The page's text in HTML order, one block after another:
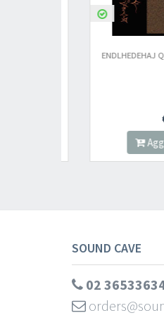
ENDLH​E​DE​HAJ
€
SOUND CAVE
02